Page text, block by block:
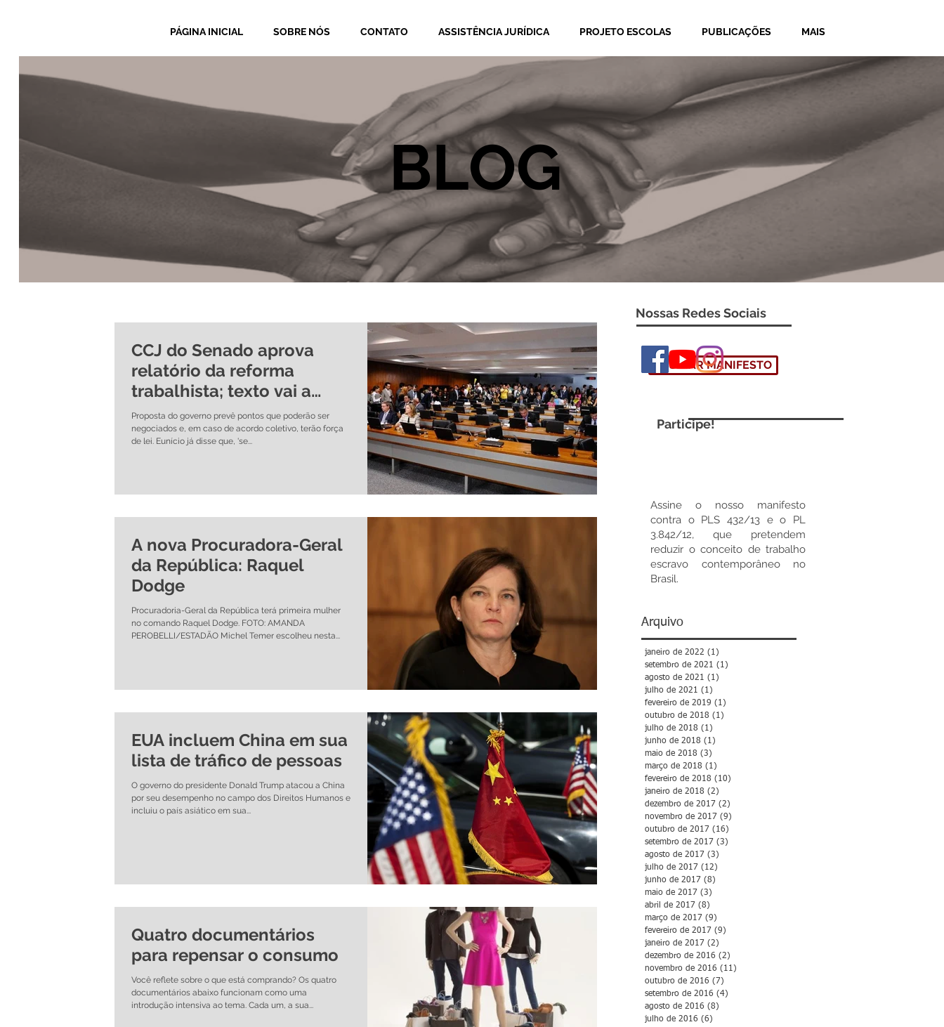
PÁGINA INICIAL SOBRE NÓS CONTATO ASSISTÊNCIA JURÍDICA PROJETO ESCOLAS PUBLICAÇÕES MAIS
BLOG
CCJ do Senado aprova
relatório da reforma
trabalhista; texto vai a
plenário
Proposta do governo prevê pontos que poderão ser
negociados e, em caso de acordo coletivo, terão força
de lei. Eunício já disse que, 'se...
A nova Procuradora-Geral
da República: Raquel
Dodge
Procuradoria-Geral da República terá primeira mulher
no comando Raquel Dodge. FOTO: AMANDA
PEROBELLI/ESTADÃO Michel Temer escolheu nesta...
EUA incluem China em sua
lista de tráfico de pessoas
O governo do presidente Donald Trump atacou a China
por seu desempenho no campo dos Direitos Humanos e
incluiu o país asiático em sua...
Quatro documentários
para repensar o consumo
Você reflete sobre o que está comprando? Os quatro
documentários abaixo funcionam como uma
introdução intensiva ao tema. Cada um, a sua...
Nossas Redes Sociais
ASSINAR MANIFESTO
Participe!
Assine o nosso manifesto
contra o PLS 432/13 e o PL
3.842/12, que pretendem
reduzir o conceito de trabalho
escravo contemporâneo no
Brasil.
Arquivo
janeiro de 2022 (1)
setembro de 2021 (1)
agosto de 2021 (1)
julho de 2021 (1)
fevereiro de 2019 (1)
outubro de 2018 (1)
julho de 2018 (1)
junho de 2018 (1)
maio de 2018 (3)
março de 2018 (1)
fevereiro de 2018 (10)
janeiro de 2018 (2)
dezembro de 2017 (2)
novembro de 2017 (9)
outubro de 2017 (16)
setembro de 2017 (3)
agosto de 2017 (3)
julho de 2017 (12)
junho de 2017 (8)
maio de 2017 (3)
abril de 2017 (8)
março de 2017 (9)
fevereiro de 2017 (9)
janeiro de 2017 (2)
dezembro de 2016 (2)
novembro de 2016 (11)
outubro de 2016 (7)
setembro de 2016 (4)
agosto de 2016 (8)
julho de 2016 (6)